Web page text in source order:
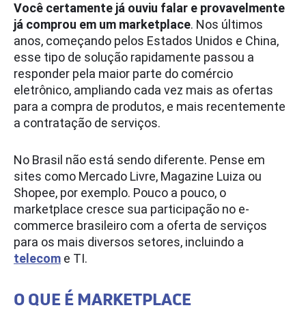
Você certamente já ouviu falar e provavelmente
já comprou em um marketplace. Nos últimos
anos, começando pelos Estados Unidos e China,
esse tipo de solução rapidamente passou a
responder pela maior parte do comércio
eletrônico, ampliando cada vez mais as ofertas
para a compra de produtos, e mais recentemente
a contratação de serviços.
No Brasil não está sendo diferente. Pense em
sites como Mercado Livre, Magazine Luiza ou
Shopee, por exemplo. Pouco a pouco, o
marketplace cresce sua participação no e-
commerce brasileiro com a oferta de serviços
para os mais diversos setores, incluindo a
telecom e TI.
O QUE É MARKETPLACE